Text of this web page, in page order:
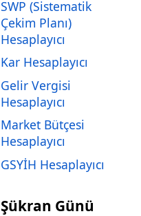
SWP (Sistematik
Çekim Planı)
Hesaplayıcı
Kar Hesaplayıcı
Gelir Vergisi
Hesaplayıcı
Market Bütçesi
Hesaplayıcı
GSYİH Hesaplayıcı
Şükran Günü